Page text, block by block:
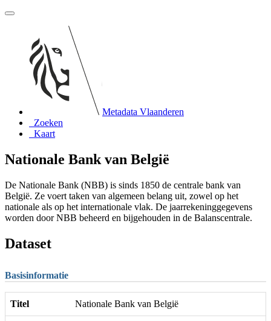
Metadata Vlaanderen
Zoeken
Kaart
Nationale Bank van België
De Nationale Bank (NBB) is sinds 1850 de centrale bank van
België. Ze voert taken van algemeen belang uit, zowel op het
nationale als op het internationale vlak. De jaarrekeninggegevens
worden door NBB beheerd en bijgehouden in de Balanscentrale.
Dataset
Basisinformatie
Titel Nationale Bank van België